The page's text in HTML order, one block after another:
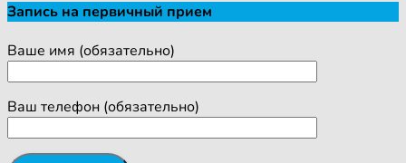
Запись на первичный прием
Ваше имя (обязательно)
Ваш телефон (обязательно)